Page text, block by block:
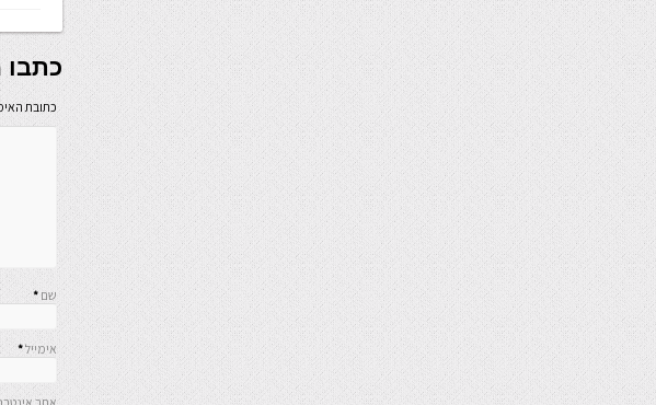
כתובת
שם *
אימייל*